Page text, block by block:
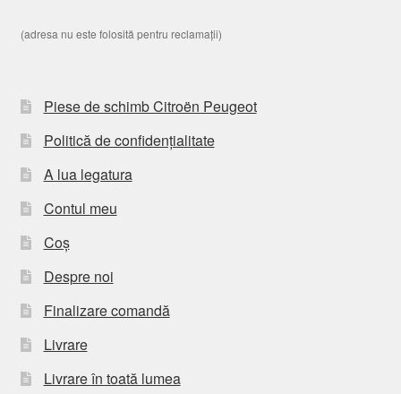
(adresa nu este folosită pentru reclamații)
Piese de schimb Citroën Peugeot
Politică de confidențialitate
A lua legatura
Contul meu
Coș
Despre noi
Finalizare comandă
Livrare
Livrare în toată lumea